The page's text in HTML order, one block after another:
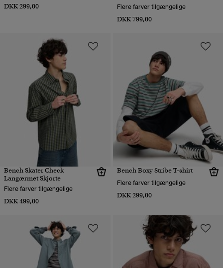
DKK 299,00 Flere farver tilgængelige
DKK 799,00
Bench Skater Check
Langærmet Skjorte
Flere farver tilgængelige
DKK 499,00
Bench Boxy Stribe T-shirt
Flere farver tilgængelige
DKK 299,00